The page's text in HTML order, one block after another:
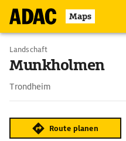
Maps
Landschaft
Munkholmen
Trondheim
Route planen